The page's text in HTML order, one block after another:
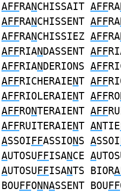
AFFRANCHISSAIT AFFRA
AFFRANCHISSENT AFFRA
AFFRANCHISSIEZ AFFRA
AFFRIANDASSENT AFF
AFFRIANDERIONS AFF
AFFRICHERAIENT AFF
AFFRIOLERAIENT AFFRO
AFFRONTERAIENT AFF
AFFRUITERAIENT ANTIE
ASSOIFFASSIONS ASSOI
AUTOSUFFISANCE A
AUTOSUFFISANTS BIOR
BOUFFONNASSENT BOUFF